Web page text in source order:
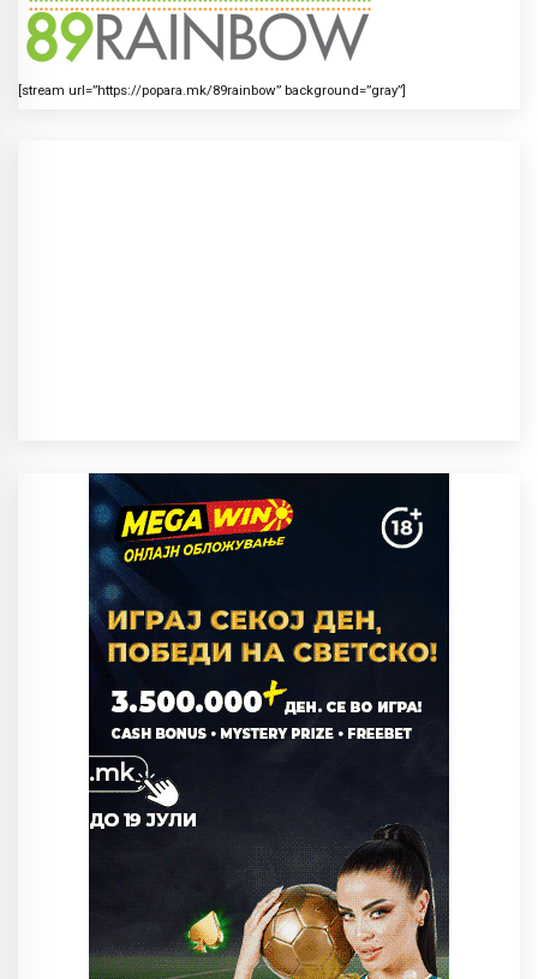
[stream url=”https://popara.mk/89rainbow” background=”gray”]